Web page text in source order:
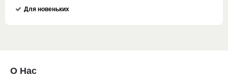
Для новеньких
О Нас